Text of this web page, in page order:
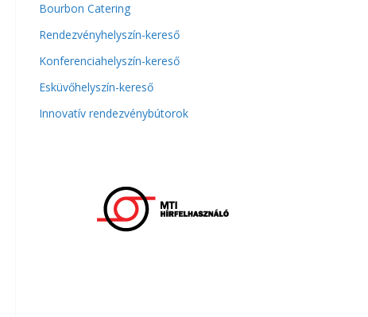
Bourbon Catering
Rendezvényhelyszín-kereső
Konferenciahelyszín-kereső
Esküvőhelyszín-kereső
Innovatív rendezvénybútorok